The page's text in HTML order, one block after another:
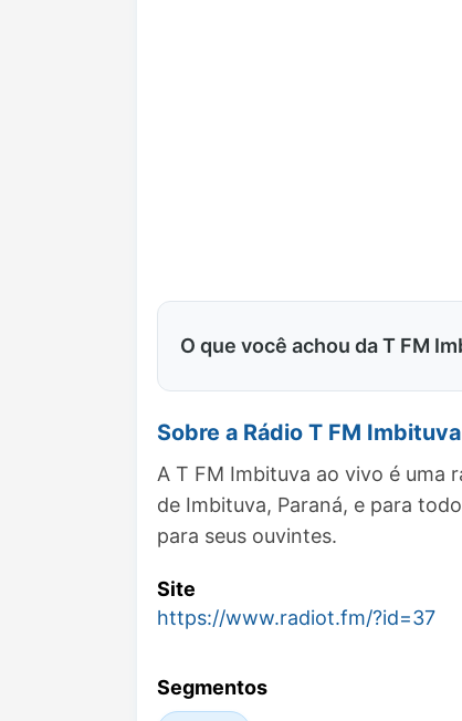
O que você achou da T FM
Sobre a Rádio T FM Imbituva
A T FM Imbituva ao vivo é uma
de Imbituva, Paraná, e para
para seus ouvintes.
Site
https://www.radiot.fm/?id=37
Segmentos